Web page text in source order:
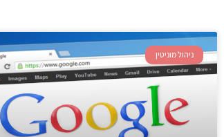
ניהול מוניטין